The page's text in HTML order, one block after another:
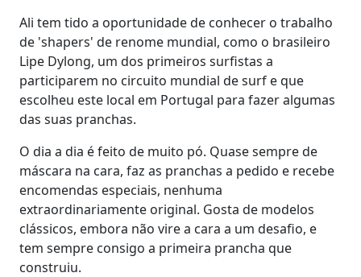
Ali tem tido a oportunidade de conhecer o trabalho
de 'shapers' de renome mundial, como o brasileiro
Lipe Dylong, um dos primeiros surfistas a
participarem no circuito mundial de surf e que
escolheu este local em Portugal para fazer algumas
das suas pranchas.
O dia a dia é feito de muito pó. Quase sempre de
máscara na cara, faz as pranchas a pedido e recebe
encomendas especiais, nenhuma
extraordinariamente original. Gosta de modelos
clássicos, embora não vire a cara a um desafio, e
tem sempre consigo a primeira prancha que
construiu.